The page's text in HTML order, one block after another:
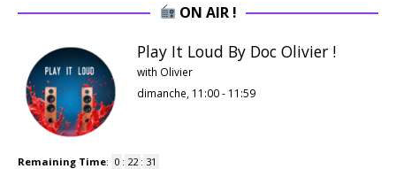
ON AIR !
Play It Loud By Doc Olivier !
with Olivier
dimanche, 11:00- 11:59
Remaining Time: 0 : 22 : 31